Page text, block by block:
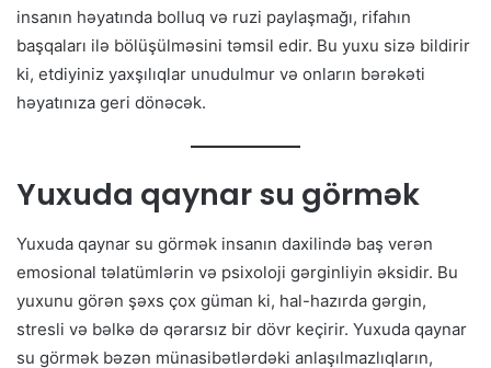
insanın həyatında bolluq və ruzi paylaşmağı, rifahın
başqaları ilə bölüşülməsini təmsil edir. Bu yuxu sizə bildirir
ki, etdiyiniz yaxşılıqlar unudulmur və onların bərəkəti
həyatınıza geri dönəcək.
Yuxuda qaynar su görmək
Yuxuda qaynar su görmək insanın daxilində baş verən
emosional təlatümlərin və psixoloji gərginliyin əksidir. Bu
yuxunu görən şəxs çox güman ki, hal-hazırda gərgin,
stresli və bəlkə də qərarsız bir dövr keçirir. Yuxuda qaynar
su görmək bəzən münasibətlərdəki anlaşılmazlıqların,